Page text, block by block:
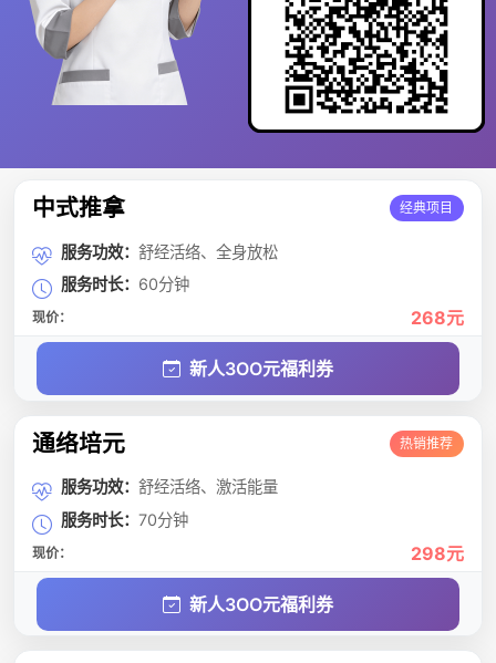
中式推拿 经典项目
服务功效： 舒经活络、全身放松
服务时长： 60分钟
现价： 268元
新人3OO元福利券
通络培元 热销推荐
服务功效： 舒经活络、激活能量
服务时长： 70分钟
现价： 298元
新人3OO元福利券